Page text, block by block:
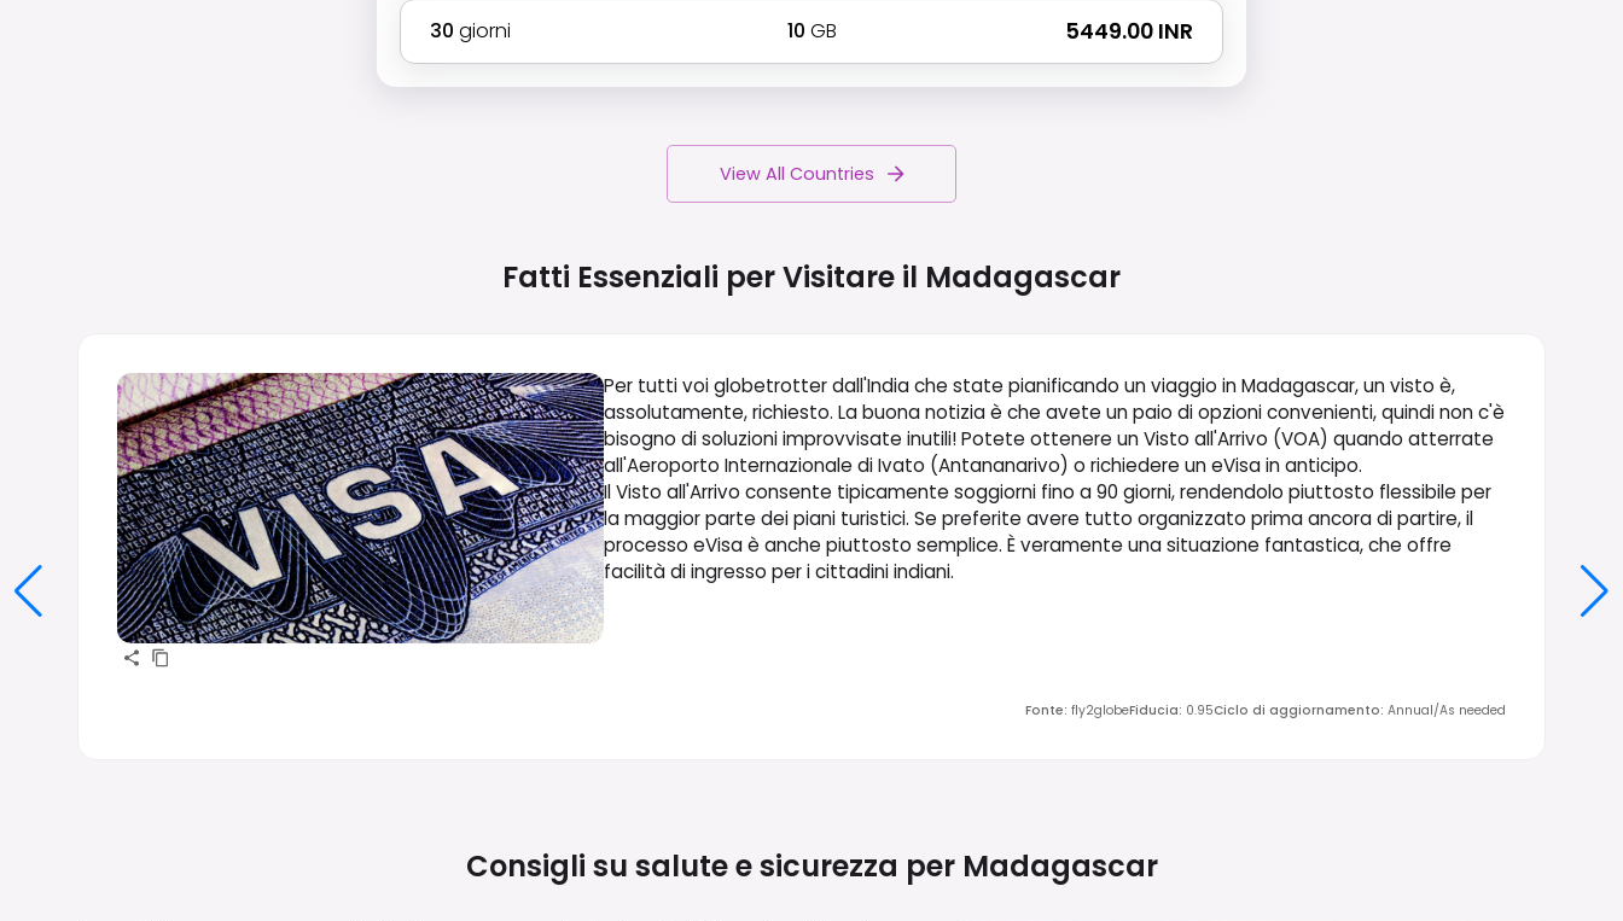
30 giorni 10 GB ₹ 5449.00 INR
View All Countries
Fatti Essenziali per Visitare il Madagascar
Per tutti voi globetrotter dall'India che state pianificando un viaggio in Madagascar, un visto è,
assolutamente, richiesto. La buona notizia è che avete un paio di opzioni convenienti, quindi non c'è
bisogno di soluzioni improvvisate inutili! Potete ottenere un Visto all'Arrivo (VOA) quando atterrate
all'Aeroporto Internazionale di Ivato (Antananarivo) o richiedere un eVisa in anticipo.
Il Visto all'Arrivo consente tipicamente soggiorni fino a 90 giorni, rendendolo piuttosto flessibile per
la maggior parte dei piani turistici. Se preferite avere tutto organizzato prima ancora di partire, il
processo eVisa è anche piuttosto semplice. È veramente una situazione fantastica, che offre
facilità di ingresso per i cittadini indiani.
Fonte: fly2globeFiducia: 0.95Ciclo di aggiornamento: Annual/As needed
Consigli su salute e sicurezza per Madagascar